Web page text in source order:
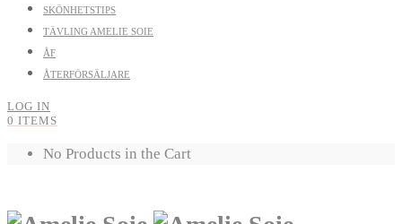
SKÖNHETSTIPS
TÄVLING AMELIE SOIE
ÅF
ÅTERFÖRSÄLJARE
LOG IN
0 ITEMS
No Products in the Cart